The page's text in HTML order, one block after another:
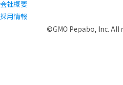
会社概要
採用情報
©GMO Pepabo, Inc. All